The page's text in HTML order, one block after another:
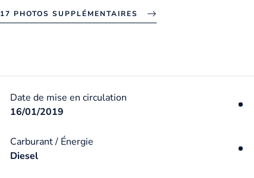
17 PHOTOS SUPPLÉMENTAIRES
Date de mise en circulation
16/01/2019
Carburant / Énergie
Diesel